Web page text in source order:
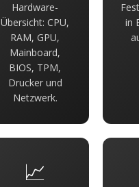
Hardware-
Übersicht: CPU,
RAM, GPU,
Mainboard,
BIOS, TPM,
Drucker und
Netzwerk.
in
📈